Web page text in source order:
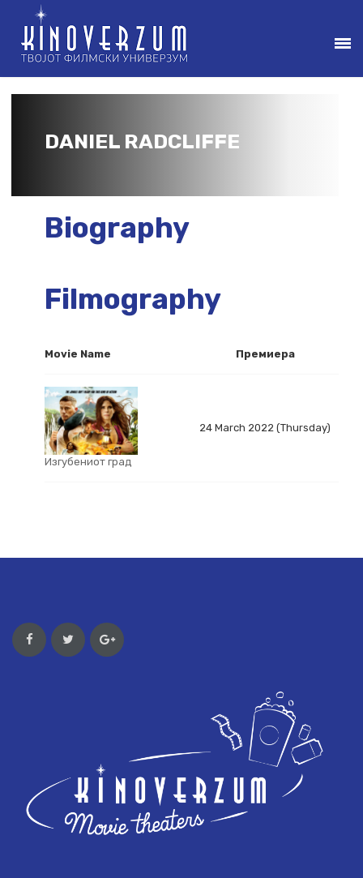
DANIEL RADCLIFFE
Biography
Filmography
Movie Name Премиера
Изгубениот град
24 March 2022 (Thursday)